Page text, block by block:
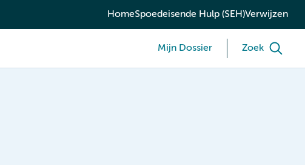
HomeSpoedeisende Hulp (SEH)Verwijzen
Mijn Dossier Zoek